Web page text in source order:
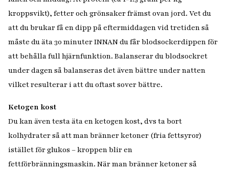
kroppsvikt), fetter och grönsaker främst ovan jord. Vet du
att du brukar få en dipp på eftermiddagen vid tretiden så
måste du äta 30 minuter INNAN du får blodsockerdippen för
att behålla full hjärnfunktion. Balanserar du blodsockret
under dagen så balanseras det även bättre under natten
vilket resulterar i att du oftast sover bättre.
Ketogen kost
Du kan även testa äta en ketogen kost, dvs ta bort
kolhydrater så att man bränner ketoner (fria fettsyror)
istället för glukos – kroppen blir en
fettförbränningsmaskin. När man bränner ketoner så